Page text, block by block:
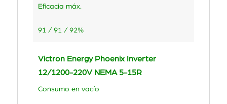
Eficacia máx.
91 / 91 / 92%
Victron Energy Phoenix Inverter
12/1200-220V NEMA 5-15R
Consumo en vacío